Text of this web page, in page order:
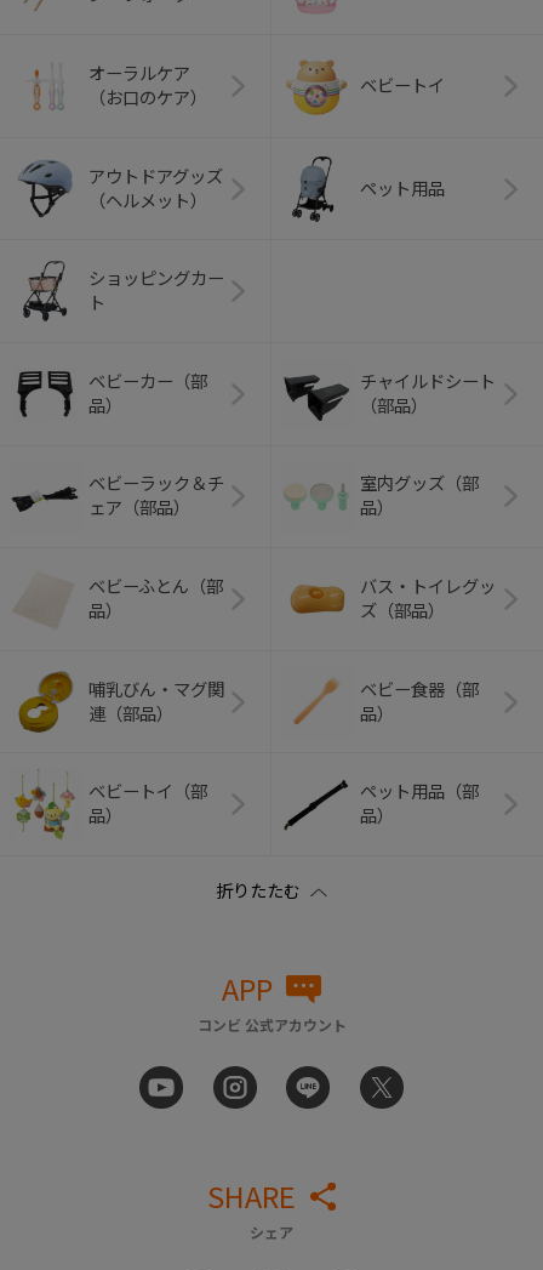
オーラルケア
（お口のケア）
ベビートイ
アウトドアグッズ
（ヘルメット）
ペット用品
ショッピングカー
ト
ベビーカー（部
品）
チャイルドシート
（部品）
ベビーラック＆チ
ェア（部品）
室内グッズ（部
品）
ベビーふとん（部
品）
バス・トイレグッ
ズ（部品）
哺乳びん・マグ関
連（部品）
ベビー食器（部
品）
ベビートイ（部
品）
ペット用品（部
品）
APP
コンビ 公式アカウント
SHARE
シェア